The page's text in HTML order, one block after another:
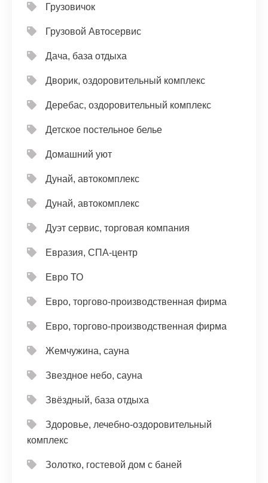
Грузовичок
Грузовой Автосервис
Дача, база отдыха
Дворик, оздоровительный комплекс
Деребас, оздоровительный комплекс
Детское постельное белье
Домашний уют
Дунай, автокомплекс
Дунай, автокомплекс
Дуэт сервис, торговая компания
Евразия, СПА-центр
Евро ТО
Евро, торгово-производственная фирма
Евро, торгово-производственная фирма
Жемчужина, сауна
Звездное небо, сауна
Звёздный, база отдыха
Здоровье, лечебно-оздоровительный
комплекс
Золотко, гостевой дом с баней